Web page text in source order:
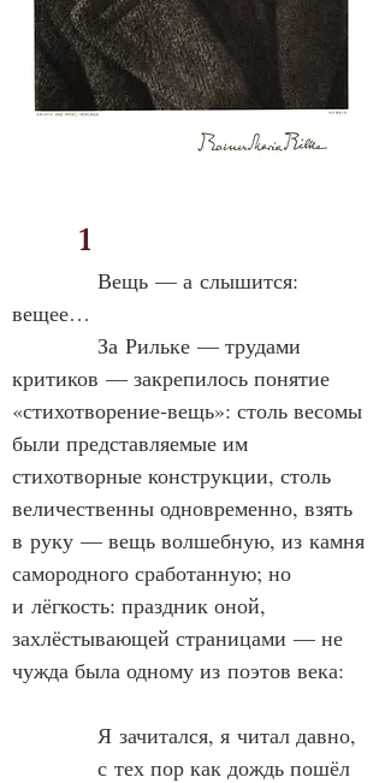
1
Вещь — а слышится:
вещее…
За Рильке — трудами
критиков — закрепилось понятие
«стихотворение‑вещь»: столь весомы
были представляемые им
стихотворные конструкции, столь
величественны одновременно, взять
в руку — вещь волшебную, из камня
самородного сработанную; но
и лёгкость: праздник оной,
захлёстывающей страницами — не
чужда была одному из поэтов века:
Я зачитался, я читал давно,
с тех пор как дождь пошёл